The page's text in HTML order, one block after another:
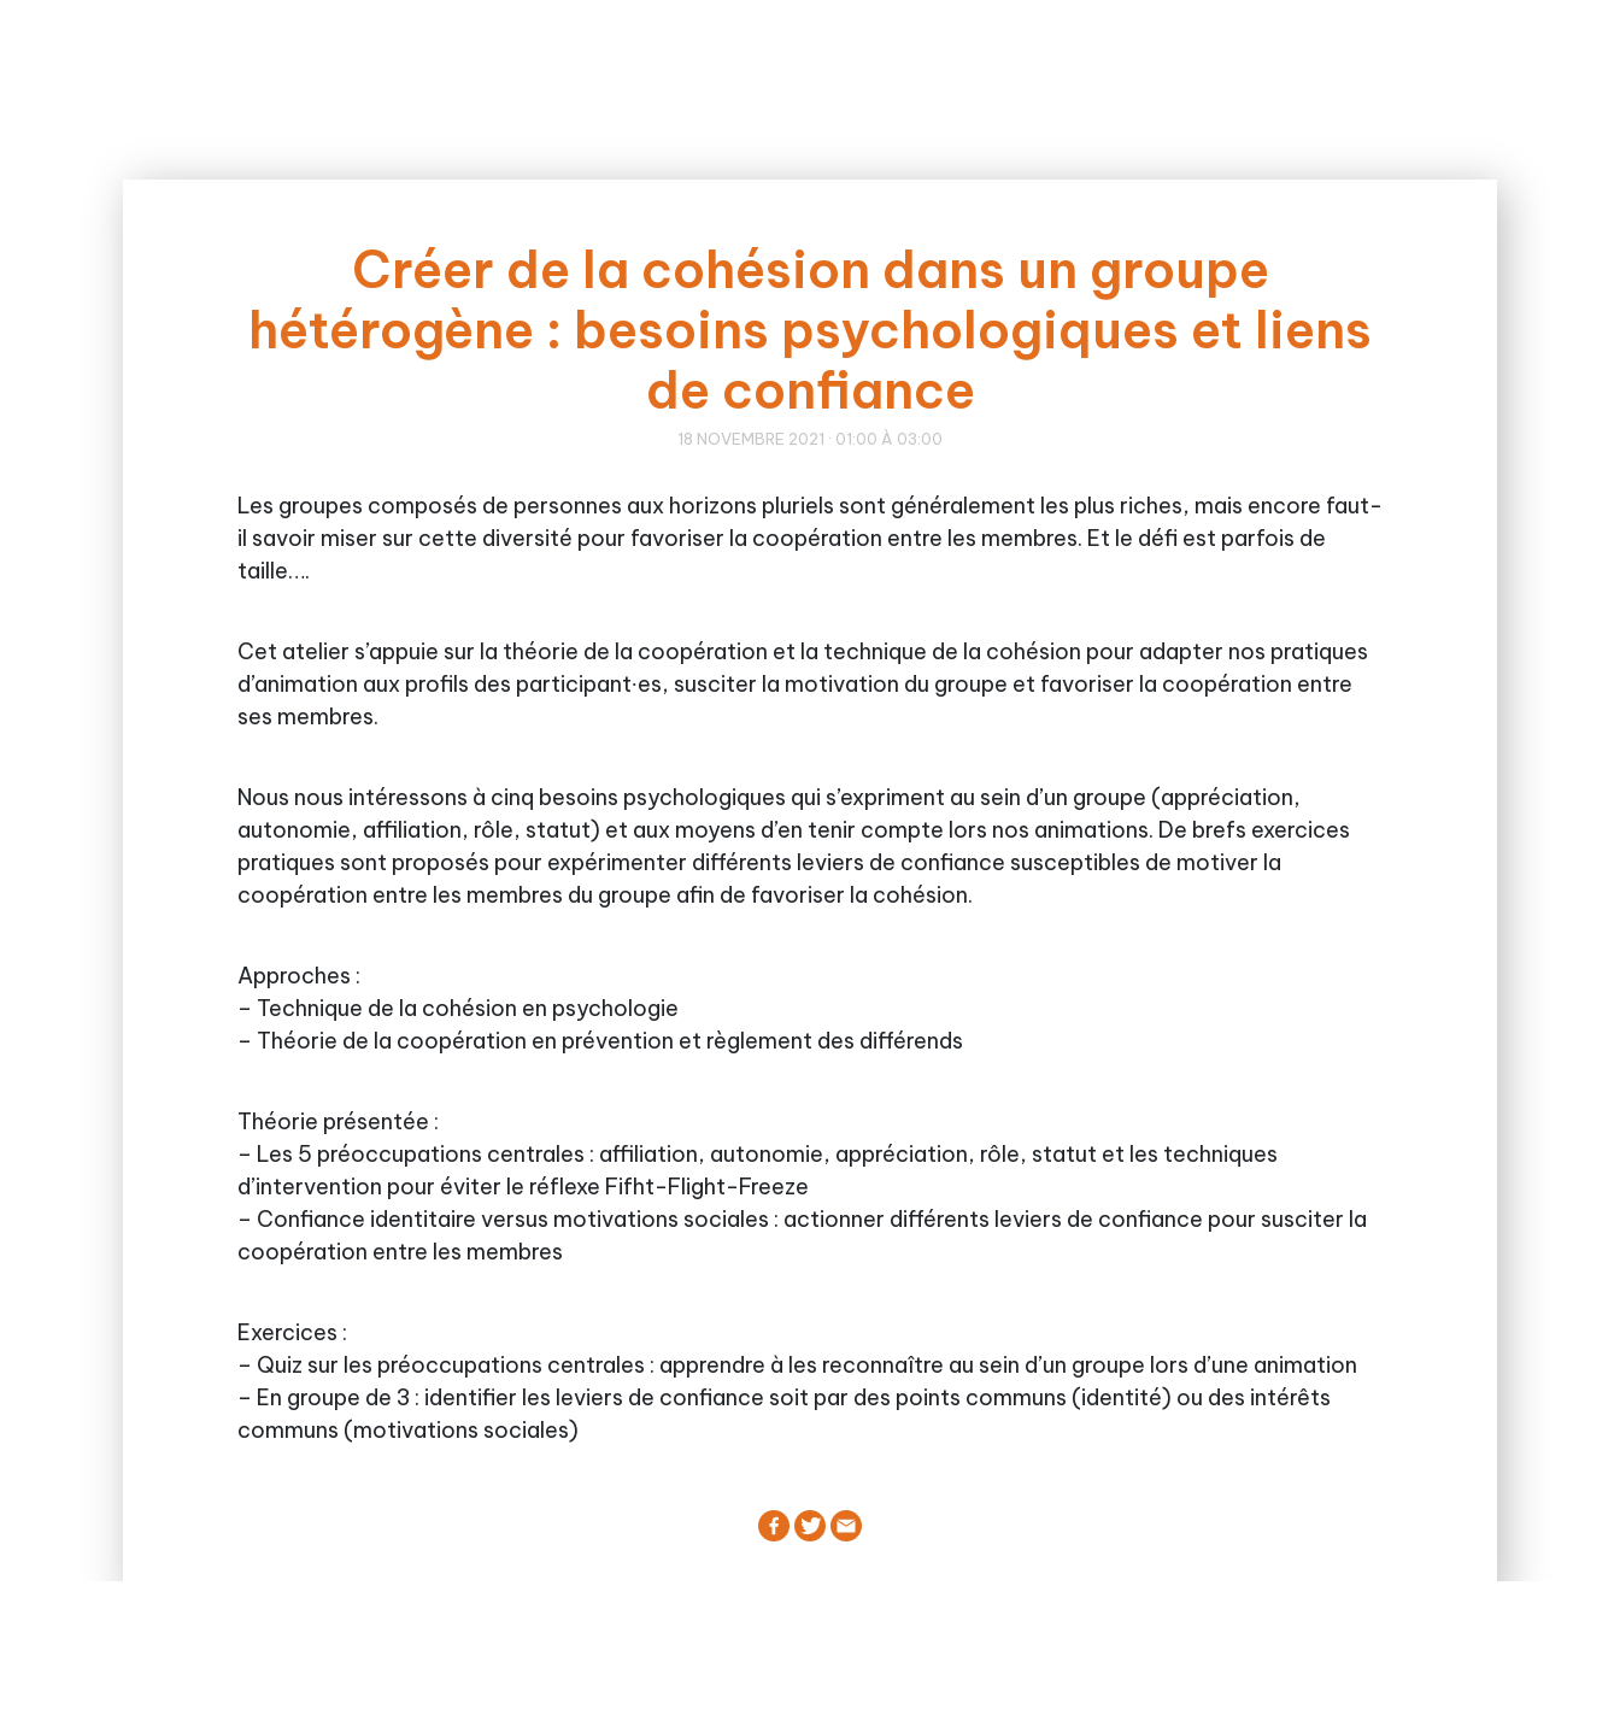
Créer de la cohésion dans un groupe
hétérogène : besoins psychologiques et liens
de confiance
18 NOVEMBRE 2021 · 01:00 À 03:00
Les groupes composés de personnes aux horizons pluriels sont généralement les plus riches, mais encore faut-
il savoir miser sur cette diversité pour favoriser la coopération entre les membres. Et le défi est parfois de
taille….
Cet atelier s’appuie sur la théorie de la coopération et la technique de la cohésion pour adapter nos pratiques
d’animation aux profils des participant∙es, susciter la motivation du groupe et favoriser la coopération entre
ses membres.
Nous nous intéressons à cinq besoins psychologiques qui s’expriment au sein d’un groupe (appréciation,
autonomie, affiliation, rôle, statut) et aux moyens d’en tenir compte lors nos animations. De brefs exercices
pratiques sont proposés pour expérimenter différents leviers de confiance susceptibles de motiver la
coopération entre les membres du groupe afin de favoriser la cohésion.
Approches :
– Technique de la cohésion en psychologie
– Théorie de la coopération en prévention et règlement des différends
Théorie présentée :
– Les 5 préoccupations centrales : affiliation, autonomie, appréciation, rôle, statut et les techniques
d’intervention pour éviter le réflexe Fifht-Flight-Freeze
– Confiance identitaire versus motivations sociales : actionner différents leviers de confiance pour susciter la
coopération entre les membres
Exercices :
– Quiz sur les préoccupations centrales : apprendre à les reconnaître au sein d’un groupe lors d’une animation
– En groupe de 3 : identifier les leviers de confiance soit par des points communs (identité) ou des intérêts
communs (motivations sociales)